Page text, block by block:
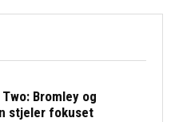
Bromley og
stjeler fokuset